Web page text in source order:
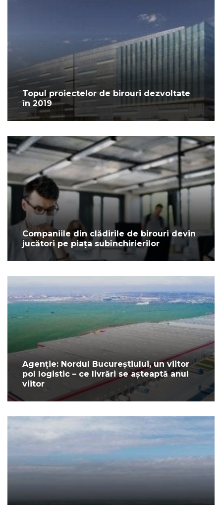
Topul proiectelor de birouri dezvoltate
în 2019
Companiile din clădirile de birouri devin
jucători pe piața subînchirierilor
Agenție: Nordul Bucureștiului, un viitor
pol logistic – ce livrări se așteaptă anul
viitor